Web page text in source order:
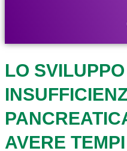
LO
AVERE TEMPI